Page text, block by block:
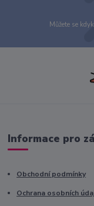
Můžete se
Informace pro
Obchodní podmínky
Ochrana osobních